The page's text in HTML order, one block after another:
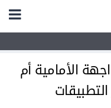
الأمامية أم